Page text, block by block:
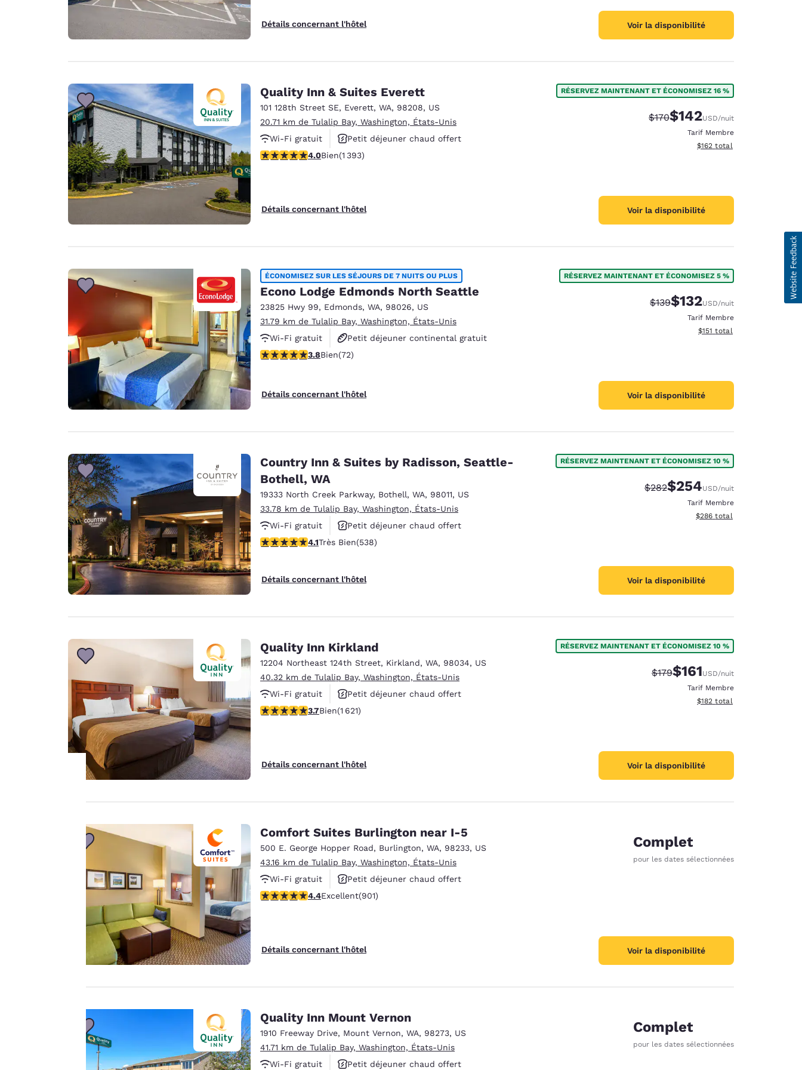
Détails concernant l'hôtel Voir la disponibilité
Quality Inn & Suites Everett
101 128th Street SE, Everett, WA, 98208, US
20.71 km de Tulalip Bay, Washington, États-Unis
Wi-Fi gratuit
Petit déjeuner chaud offert
Animaux acceptés
3.98 étoiles. Bien. 1393 commentaires
4.0Bien(1 393)
Détails concernant l'hôtel
RÉSERVEZ MAINTENANT ET ÉCONOMISEZ 16 %
Tarif barré :
$170Tarif réduit :
$142USD/nuit
Tarif Membre
Afficher les détails du total
$162 total
Voir la disponibilité
ÉCONOMISEZ SUR LES SÉJOURS DE 7 NUITS OU PLUS
Econo Lodge Edmonds North Seattle
23825 Hwy 99, Edmonds, WA, 98026, US
31.79 km de Tulalip Bay, Washington, États-Unis
Wi-Fi gratuit
Petit déjeuner continental gratuit
Animaux acceptés
3.82 étoiles. Bien. 72 commentaires
3.8Bien(72)
Détails concernant l'hôtel
RÉSERVEZ MAINTENANT ET ÉCONOMISEZ 5 %
Tarif barré :
$139Tarif réduit :
$132USD/nuit
Tarif Membre
Afficher les détails du total
$151 total
Voir la disponibilité
Country Inn & Suites by Radisson, Seattle-
Bothell, WA
19333 North Creek Parkway, Bothell, WA, 98011, US
33.78 km de Tulalip Bay, Washington, États-Unis
Wi-Fi gratuit
Petit déjeuner chaud offert
Animaux acceptés
4.09 étoiles. Très Bien. 538 commentaires
4.1Très Bien(538)
Détails concernant l'hôtel
RÉSERVEZ MAINTENANT ET ÉCONOMISEZ 10 %
Tarif barré :
$282Tarif réduit :
$254USD/nuit
Tarif Membre
Afficher les détails du total
$286 total
Voir la disponibilité
Quality Inn Kirkland
12204 Northeast 124th Street, Kirkland, WA, 98034, US
40.32 km de Tulalip Bay, Washington, États-Unis
Wi-Fi gratuit
Petit déjeuner chaud offert
Animaux acceptés
3.69 étoiles. Bien. 1621 commentaires
3.7Bien(1 621)
Détails concernant l'hôtel
RÉSERVEZ MAINTENANT ET ÉCONOMISEZ 10 %
Tarif barré :
$179Tarif réduit :
$161USD/nuit
Tarif Membre
Afficher les détails du total
$182 total
Voir la disponibilité
Comfort Suites Burlington near I-5
500 E. George Hopper Road, Burlington, WA, 98233, US
43.16 km de Tulalip Bay, Washington, États-Unis
Wi-Fi gratuit
Petit déjeuner chaud offert
Animaux acceptés
4.4 étoiles. Excellent. 901 commentaires
4.4Excellent(901)
Détails concernant l'hôtel
Complet
pour les dates sélectionnées
Voir la disponibilité
Quality Inn Mount Vernon
1910 Freeway Drive, Mount Vernon, WA, 98273, US
41.71 km de Tulalip Bay, Washington, États-Unis
Wi-Fi gratuit
Petit déjeuner chaud offert
Complet
pour les dates sélectionnées
protection
de votre
vie privée
est notre
priorité.
Notre site internet
pour vous offrir une
expérience en ligne
personnalisée en